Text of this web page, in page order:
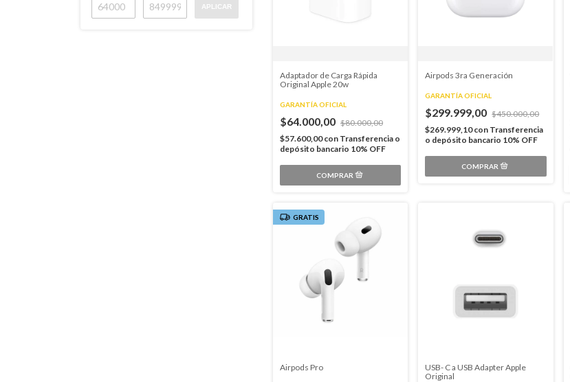
APLICAR
Adaptador de Carga Rápida
Original Apple 20w
GARANTÍA OFICIAL
$64.000,00 $80.000,00
$57.600,00con Transferencia o
depósito bancario 10% OFF
Airpods 3ra Generación
GARANTÍA OFICIAL
$299.999,00 $450.000,00
$269.999,10con Transferencia
o depósito bancario 10% OFF
GRATIS
Airpods Pro
USB- C a USB Adapter Apple
Original